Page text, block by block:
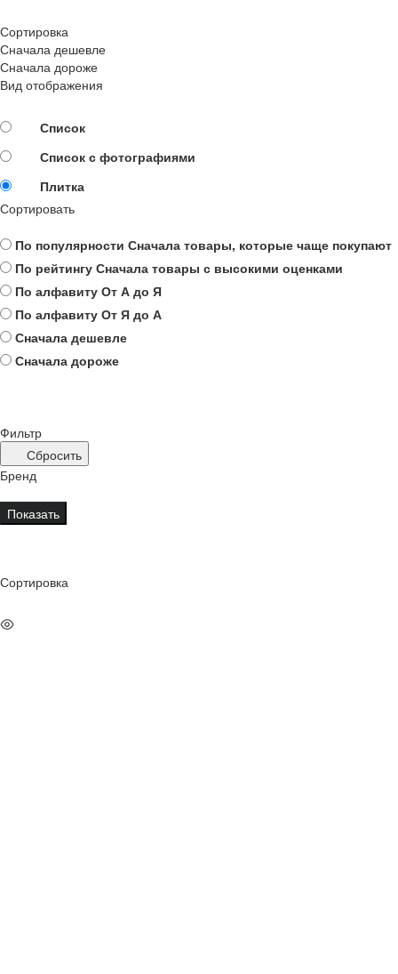
Сортировка
Сначала дешевле
Сначала дороже
Вид отображения
Список
Список с фотографиями
Плитка
Сортировать
По популярности Сначала товары, которые чаще покупают
По рейтингу Сначала товары с высокими оценками
По алфавиту От А до Я
По алфавиту От Я до А
Сначала дешевле
Сначала дороже
Фильтр
Сбросить
Бренд
Показать
Сортировка